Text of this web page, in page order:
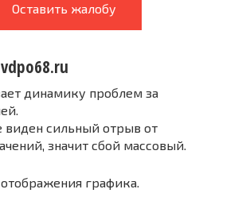
Оставить жалобу
динамику проблем за
виден сильный отрыв от
значит сбой массовый.
графика.